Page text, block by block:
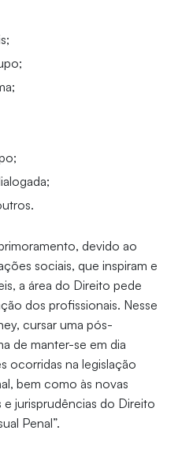
devido ao
sociais, que inspiram e
a área do Direito pede
dos profissionais. Nesse
cursar uma pós-
de manter-se em dia
ocorridas na legislação
bem como às novas
jurisprudências do Direito
Penal”.